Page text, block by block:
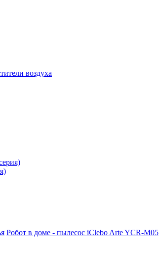
воздуха
Робот в доме - пылесос iClebo Arte YCR-M05